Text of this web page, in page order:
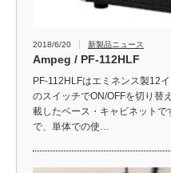
2018/6/20 新製品ニュース
Ampeg / PF-112HLF
PF-112HLFはエミネンス製12
のスイッチでON/OFFを切り替
載したベース・キャビネット
で、単体での使…